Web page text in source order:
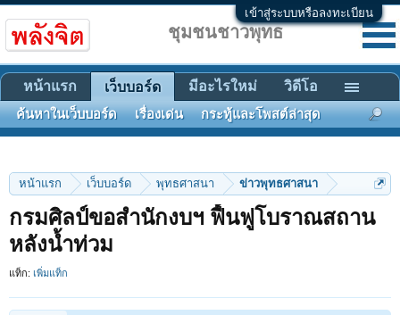
เข้าสู่ระบบหรือลงทะเบียน
หน้าแรก เว็บบอร์ด พุทธศาสนา ข่าวพุทธศาสนา
กรมศิลป์ขอสำนักงบฯ ฟื้นฟูโบราณสถาน
หลังน้ำท่วม
แท็ก: เพิ่มแท็ก
ชุมชนชาวพุทธ
หน้าแรก เว็บบอร์ด
ค้นหาในเว็บบอร์ด เรื่องเด่น กระทู้และโพสต์ล่าสุด
มีอะไรใหม่ วิดีโอ